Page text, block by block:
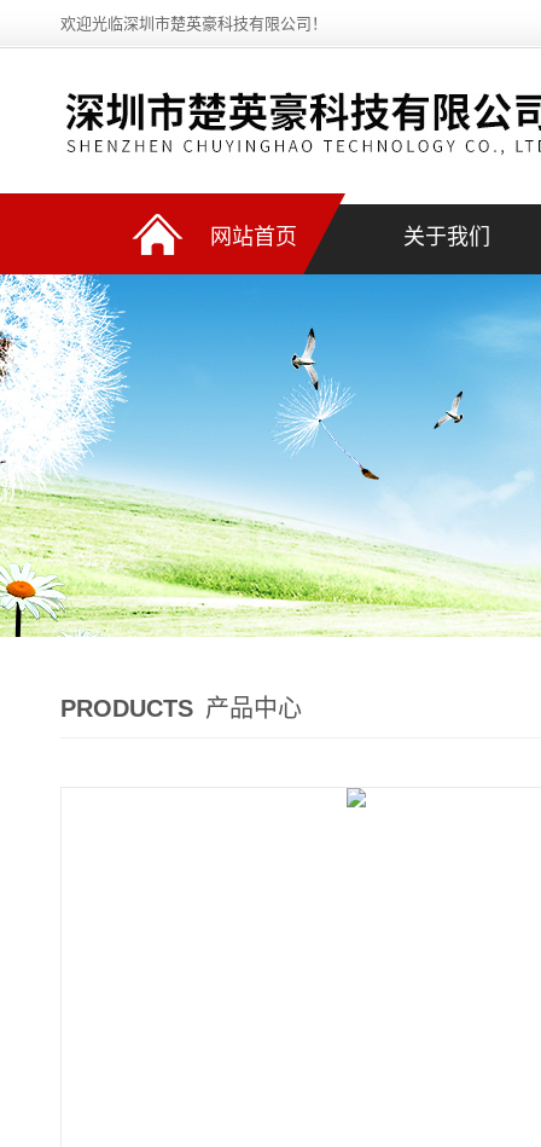
欢迎光临深圳市楚英豪科技有限公司！
网站首页 关于我们
PRODUCTS 产品中心